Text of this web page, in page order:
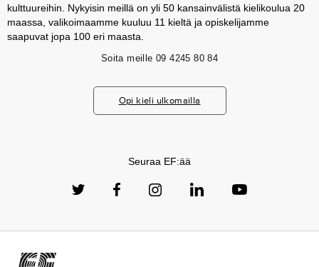
kulttuureihin. Nykyisin meillä on yli 50 kansainvälistä kielikoulua 20
maassa, valikoimaamme kuuluu 11 kieltä ja opiskelijamme
saapuvat jopa 100 eri maasta.
Soita meille 09 4245 80 84
Opi kieli ulkomailla
Seuraa EF:ää